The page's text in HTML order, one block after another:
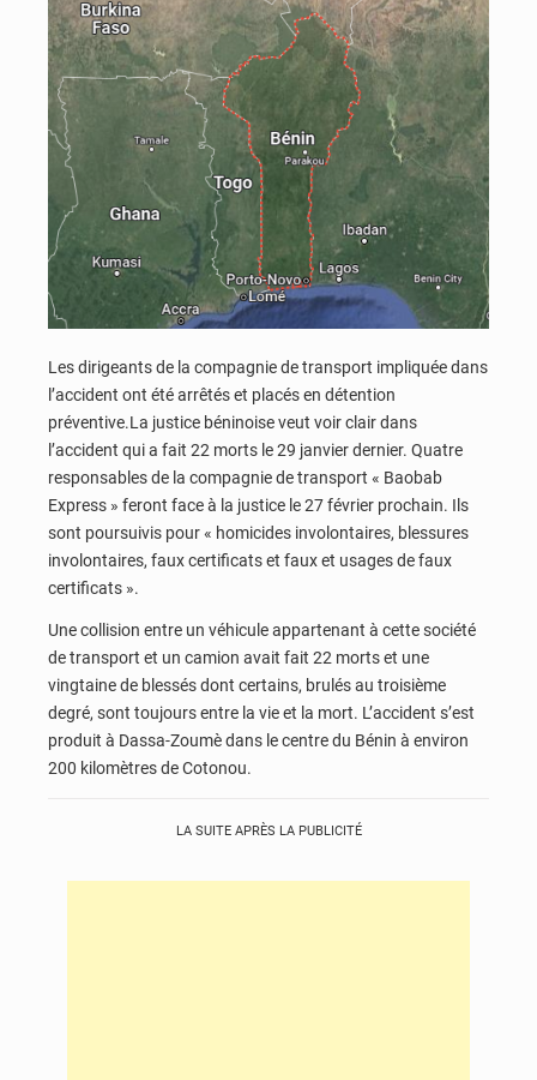
Les dirigeants de la compagnie de transport impliquée dans
l’accident ont été arrêtés et placés en détention
préventive.La justice béninoise veut voir clair dans
l’accident qui a fait 22 morts le 29 janvier dernier. Quatre
responsables de la compagnie de transport « Baobab
Express » feront face à la justice le 27 février prochain. Ils
sont poursuivis pour « homicides involontaires, blessures
involontaires, faux certificats et faux et usages de faux
certificats ».
Une collision entre un véhicule appartenant à cette société
de transport et un camion avait fait 22 morts et une
vingtaine de blessés dont certains, brulés au troisième
degré, sont toujours entre la vie et la mort. L’accident s’est
produit à Dassa-Zoumè dans le centre du Bénin à environ
200 kilomètres de Cotonou.
LA SUITE APRÈS LA PUBLICITÉ